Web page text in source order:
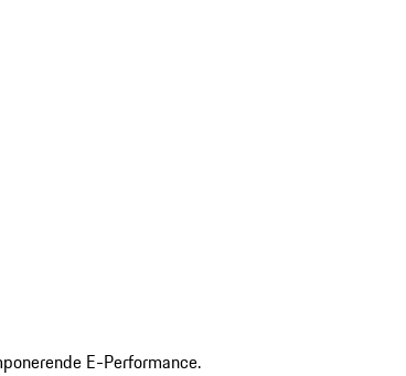
E-Performance.